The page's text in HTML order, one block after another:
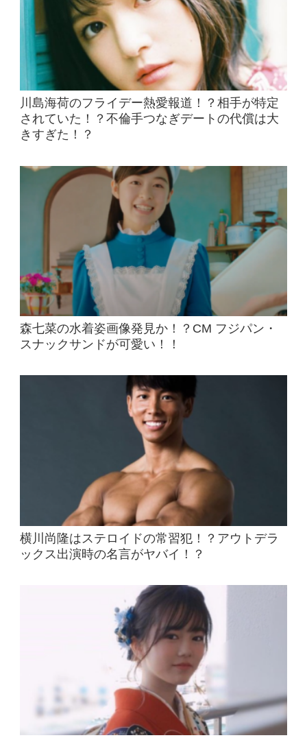
川島海荷のフライデー熱愛報道！？相手が特定
されていた！？不倫手つなぎデートの代償は大
きすぎた！？
森七菜の水着姿画像発見か！？CM フジパン・
スナックサンドが可愛い！！
横川尚隆はステロイドの常習犯！？アウトデラ
ックス出演時の名言がヤバイ！？